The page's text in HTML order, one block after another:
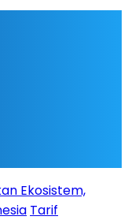
Ekosistem,
Tarif